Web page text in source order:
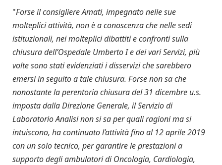
"Forse il consigliere Amati, impegnato nelle sue
molteplici attività, non è a conoscenza che nelle sedi
istituzionali, nei molteplici dibattiti e confronti sulla
chiusura dell’Ospedale Umberto I e dei vari Servizi, più
volte sono stati evidenziati i disservizi che sarebbero
emersi in seguito a tale chiusura. Forse non sa che
nonostante la perentoria chiusura del 31 dicembre u.s.
imposta dalla Direzione Generale, il Servizio di
Laboratorio Analisi non si sa per quali ragioni ma si
intuiscono, ha continuato l’attività fino al 12 aprile 2019
con un solo tecnico, per garantire le prestazioni a
supporto degli ambulatori di Oncologia, Cardiologia,